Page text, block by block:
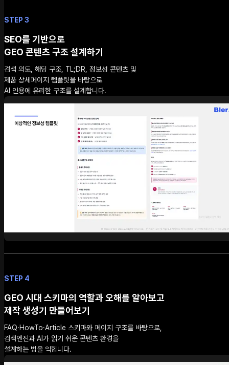
STEP 3
SEO를 기반으로
GEO 콘텐츠 구조 설계하기
검색 의도, 해딩 구조, TL;DR, 정보성 콘텐츠 및
제품 상세페이지 템플릿을 바탕으로
AI 인용에 유리한 구조를 설계합니다.
STEP 4
GEO 시대 스키마의 역할과 오해를 알아보고
제작 생성기 만들어보기
FAQ·HowTo·Article 스키마와 페이지 구조를 바탕으로,
검색엔진과 AI가 읽기 쉬운 콘텐츠 환경을
설계하는 법을 익힙니다.